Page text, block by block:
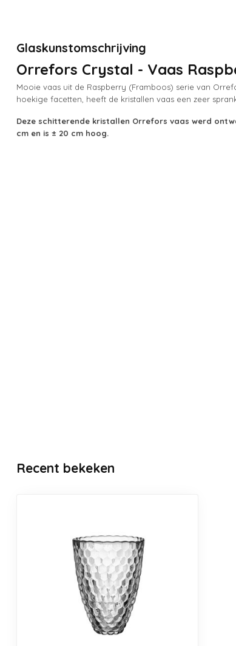
Glaskunstomschrijving
Orrefors Crystal - Vaas
Mooie vaas uit de Raspberry (Framboos) serie van
hoekige facetten, heeft de kristallen vaas een zeer
Deze schitterende kristallen Orrefors vaas werd
cm en is ± 20 cm hoog.
Recent bekeken